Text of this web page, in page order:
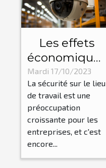
Les effets
économiques
de la mise en
place des
dispositifs
d'alarme
pour les
travailleurs
isolés
Mardi 17/10/2023
La sécurité sur le lieu
de travail est une
préoccupation
croissante pour les
entreprises, et c'est
encore...